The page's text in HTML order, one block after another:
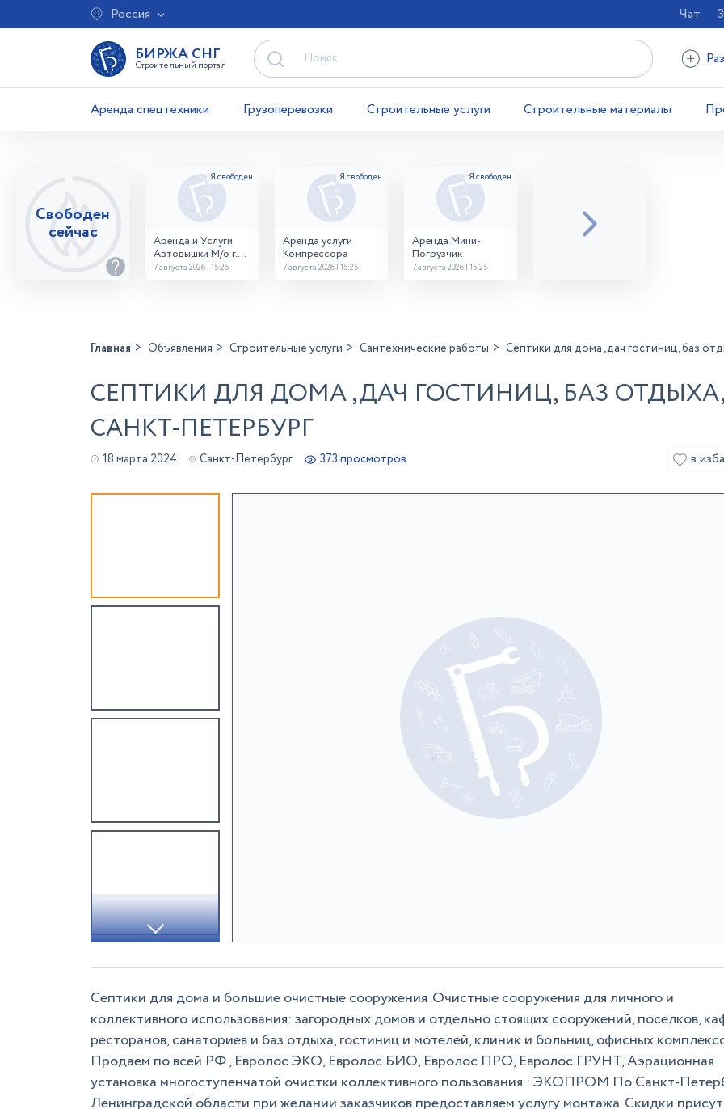
Россия Чат
БИРЖА СНГ
Строительный портал
Аренда спецтехники Грузоперевозки Строительные услуги Строительные материалы
Свободен
сейчас
Аренда и Услуги
Автовышки М/о г.
Домодедово
7 августа 2026 | 15:25
Аренда услуги
Компрессора
7 августа 2026 | 15:25
Аренда Мини-
Погрузчик
7 августа 2026 | 15:25
Главная Объявления Строительные услуги Сантехнические работы Септики для дома ,дач гостиниц, баз
СЕПТИКИ ДЛЯ ДОМА ,ДАЧ ГОСТИНИЦ, БАЗ ОТДЫХА,
САНКТ-ПЕТЕРБУРГ
18 марта 2024 Санкт-Петербург 373 просмотров в
Септики для дома и большие очистные сооружения .Очистные сооружения для личного и
коллективного использования: загородных домов и отдельно стоящих сооружений, поселков,
ресторанов, санаториев и баз отдыха, гостиниц и мотелей, клиник и больниц, офисных
Продаем по всей РФ , Евролос ЭКО, Евролос БИО, Евролос ПРО, Евролос ГРУНТ, Аэрационная
установка многоступенчатой очистки коллективного пользования : ЭКОПРОМ По Санкт-
Ленинградской области при желании заказчиков предоставляем услугу монтажа. Скидки